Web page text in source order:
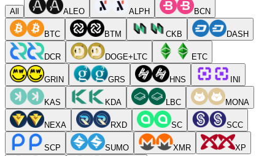
All ALEO ALPH BCN
BTC BTM CKB DASH
DCR DOGE+LTC ETC
GRIN GRS HNS INI
KAS KDA LBC MONA
NEXA RXD SC SCC
SCP SUMO XMR XP